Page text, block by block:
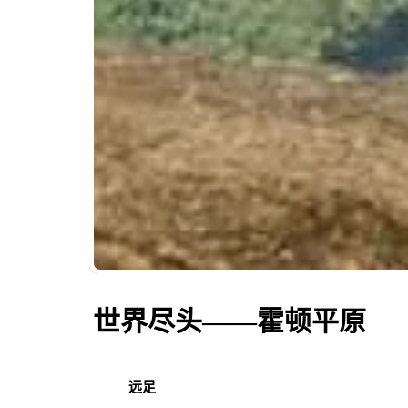
世界尽头——霍顿平原
远足